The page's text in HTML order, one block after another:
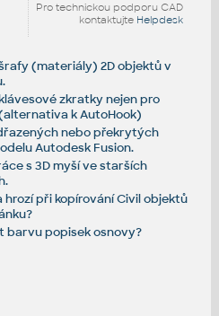
Pro technickou podporu CAD
kontaktujte Helpdesk
(materiály) 2D objektů v
zkratky nejen pro
k AutoHook)
nebo překrytých
Autodesk Fusion.
s 3D myší ve starších
hrozí při kopírování Civil objektů
barvu popisek osnovy?